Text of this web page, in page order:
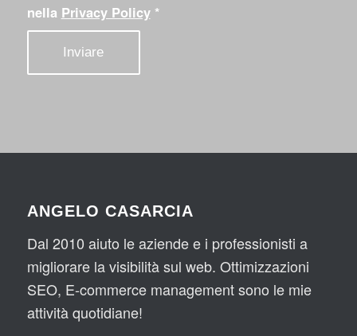
nella Privacy Policy *
ANGELO CASARCIA
Dal 2010 aiuto le aziende e i professionisti a
migliorare la visibilità sul web. Ottimizzazioni
SEO, E-commerce management sono le mie
attività quotidiane!